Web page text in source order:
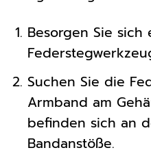
Besorgen Sie sich
Suchen Sie die
Armband am
befinden sich an
Bandanstöße.